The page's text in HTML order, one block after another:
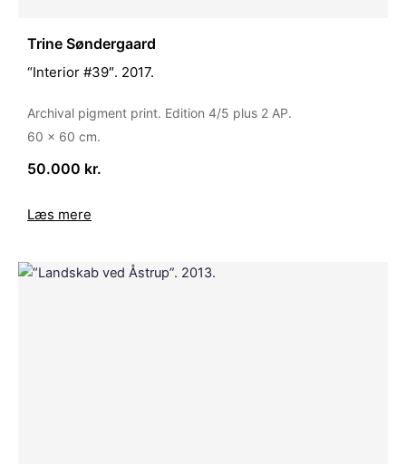
Trine Søndergaard
“Interior #39″. 2017.
Archival pigment print. Edition 4/5 plus 2 AP.
60 x 60 cm.
50.000 kr.
Læs mere